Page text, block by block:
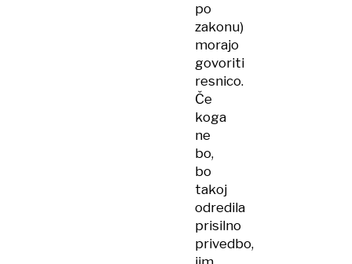
po
zakonu)
morajo
govoriti
resnico.
Če
koga
ne
bo,
bo
takoj
odredila
prisilno
privedbo,